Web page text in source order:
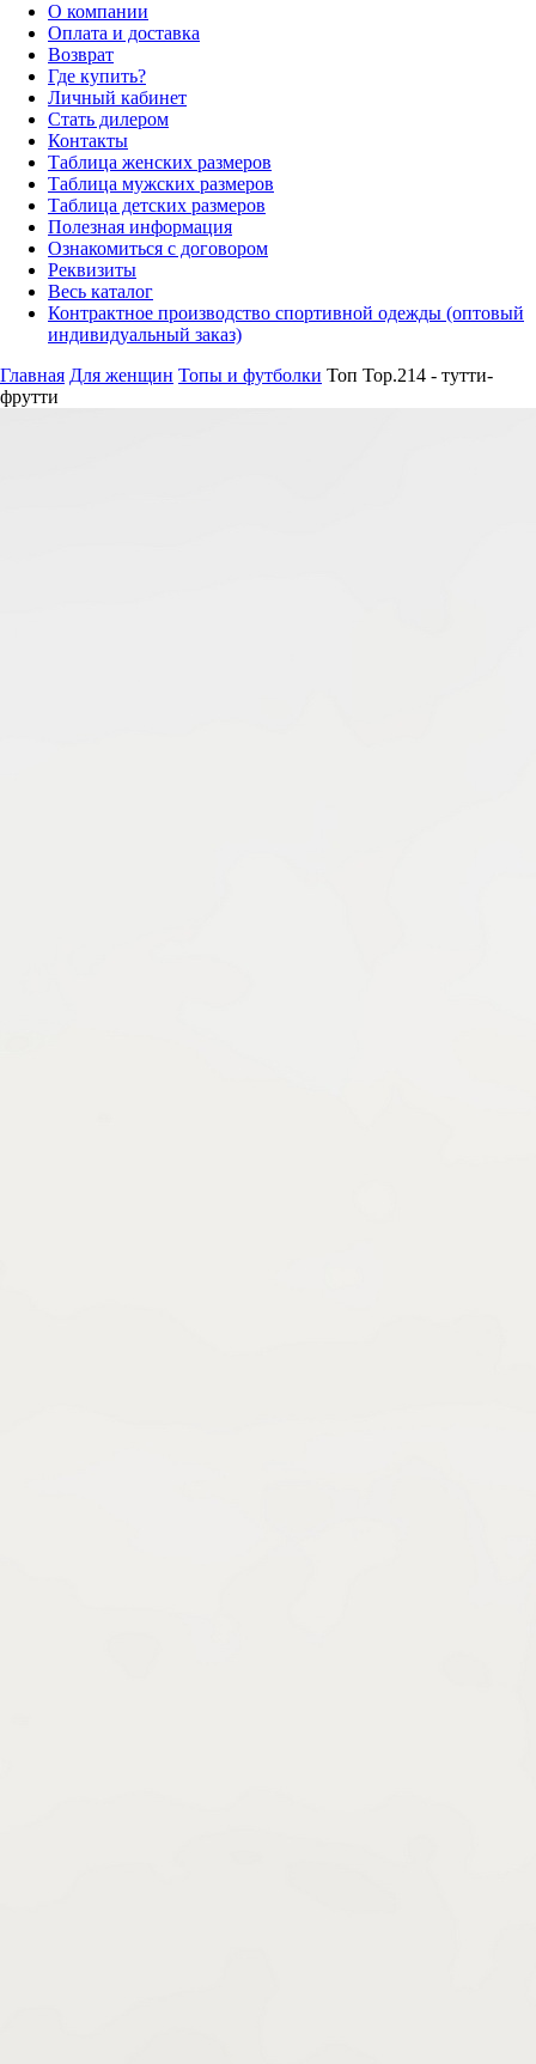
О компании
Оплата и доставка
Возврат
Где купить?
Личный кабинет
Стать дилером
Контакты
Таблица женских размеров
Таблица мужских размеров
Таблица детских размеров
Полезная информация
Ознакомиться с договором
Реквизиты
Весь каталог
Контрактное производство спортивной одежды (оптовый
индивидуальный заказ)
Главная Для женщин Топы и футболки Топ Top.214 - тутти-
фрутти